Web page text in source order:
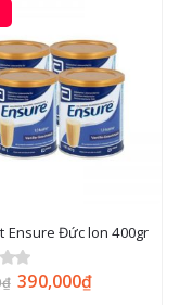
Ensure Đức lon 400gr
₫ 390,000₫